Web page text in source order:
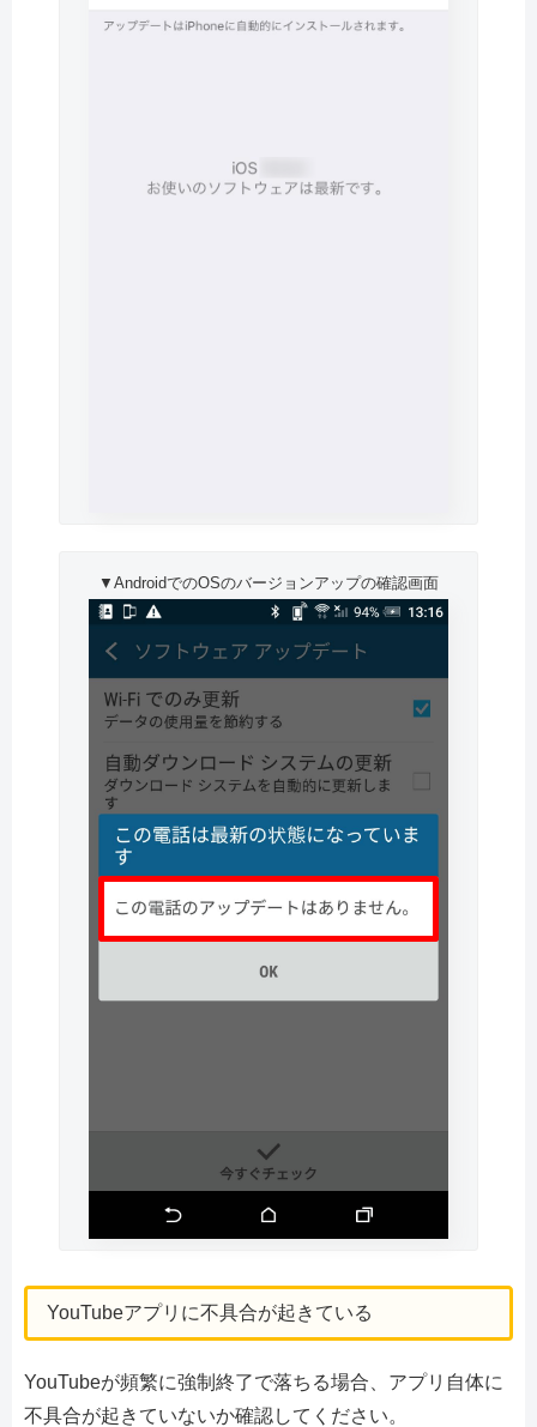
▼AndroidでのOSのバージョンアップの確認画面
YouTubeアプリに不具合が起きている
YouTubeが頻繁に強制終了で落ちる場合、アプリ自体に
不具合が起きていないか確認してください。